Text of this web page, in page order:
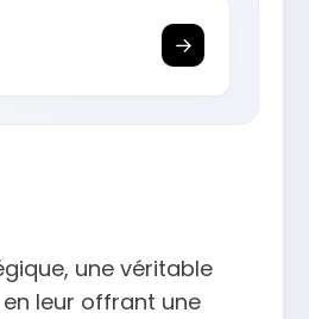
→
une véritable
leur offrant une